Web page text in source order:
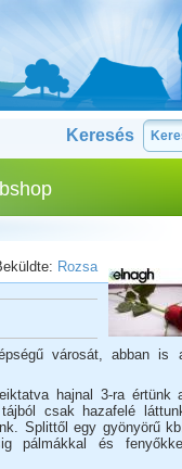
Keresés
Rozsa
városát, abban is
hajnal 3-ra értünk
csak hazafelé
Splittől egy gyönyörű kb.
pálmákkal és